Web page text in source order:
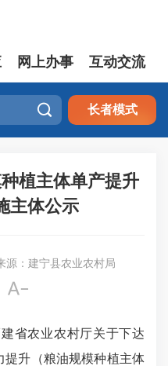
网上办事 互动交流
 长者模式
植主体单产提升
主体公示
源：建宁县农业农村局

建省农业农村厅关于下达
提升（粮油规模种植主体